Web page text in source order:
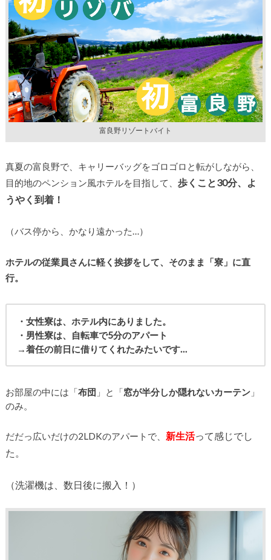
富良野リゾートバイト
真夏の富良野で、キャリーバッグをゴロゴロと転がしながら、
目的地のペンション風ホテルを目指して、 歩くこと30分、よ
うやく到着！
（バス停から、かなり遠かった…）
ホテルの従業員さんに軽く挨拶をして、そのまま「寮」に直
行。
・女性寮は、ホテル内にありました。
・男性寮は、自転車で5分のアパート
→着任の前日に借りてくれたみたいです…
お部屋の中には「布団 」と「窓が半分しか隠れないカーテン」
のみ。
だだっ広いだけの2LDKのアパートで、 新生活って感じでし
た。
（洗濯機は、数日後に搬入！）